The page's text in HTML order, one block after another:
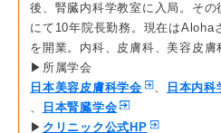
後、腎臓内科学教室に入局。そ
にて10年院長勤務。現在はAloha
を開業。内科、皮膚科、美容皮膚
▶所属学会
日本美容皮膚科学会
、 日本内科
、
日本腎臓学会
▶ クリニック公式HP